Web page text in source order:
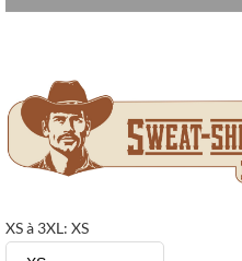
XS à 3XL: XS